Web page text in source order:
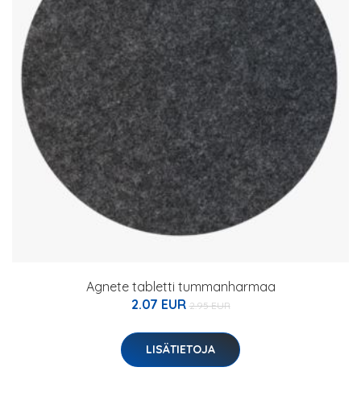
Agnete tabletti tummanharmaa
2.07 EUR 2.95 EUR
LISÄTIETOJA